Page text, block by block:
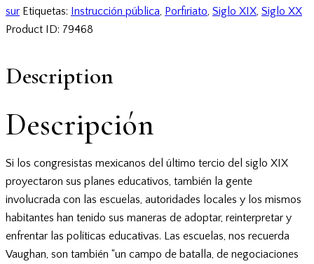
sur Etiquetas: Instrucción pública, Porfiriato, Siglo XIX, Siglo XX
Product ID: 79468
Description
Descripción
Si los congresistas mexicanos del último tercio del siglo XIX
proyectaron sus planes educativos, también la gente
involucrada con las escuelas, autoridades locales y los mismos
habitantes han tenido sus maneras de adoptar, reinterpretar y
enfrentar las políticas educativas. Las escuelas, nos recuerda
Vaughan, son también “un campo de batalla, de negociaciones